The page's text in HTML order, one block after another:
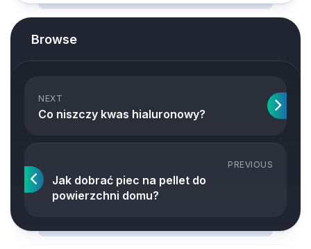
Browse
NEXT
Co niszczy kwas hialuronowy?
PREVIOUS
Jak dobrać piec na pellet do
powierzchni domu?